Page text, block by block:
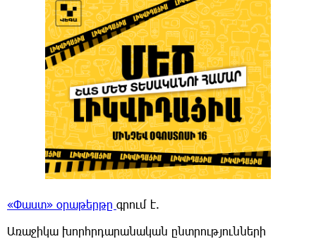
«Փաստ» օրաթերթը գրում է.
Առաջիկա խորհրդարանական ընտրությունների